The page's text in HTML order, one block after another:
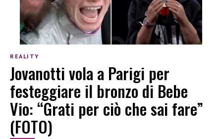
REALITY
Jovanotti vola a Parigi per
festeggiare il bronzo di Bebe
Vio: “Grati per ciò che sai fare”
(FOTO)